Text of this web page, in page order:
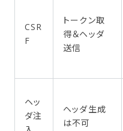
CSR
F
トークン取
得＆ヘッダ
送信
ヘッ
ダ注
ヘッダ生成
は不可